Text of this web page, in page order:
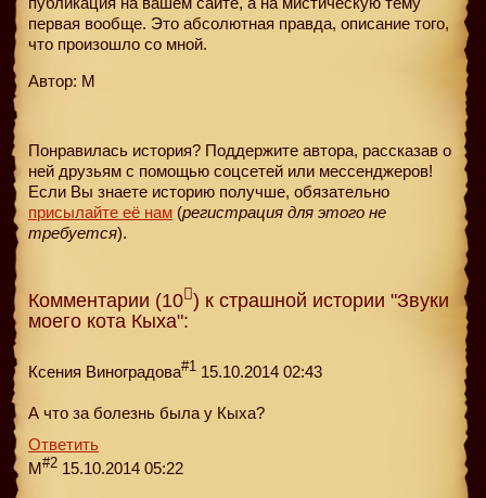
первая вообще. Это абсолютная правда, описание того,
что произошло со мной.
Автор: М
Понравилась история? Поддержите автора, рассказав о
ней друзьям с помощью соцсетей или мессенджеров!
Если Вы знаете историю получше, обязательно
присылайте её нам (регистрация для этого не
требуется).
Комментарии (10 ) к страшной истории "Звуки
моего кота Кыха":
Ксения Виноградова#1 15.10.2014 02:43
А что за болезнь была у Кыха?
Ответить
M#2 15.10.2014 05:22